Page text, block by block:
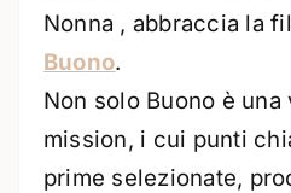
Nonna , abbraccia la
Buono.
Non solo Buono è una
mission, i cui punti
prime selezionate,